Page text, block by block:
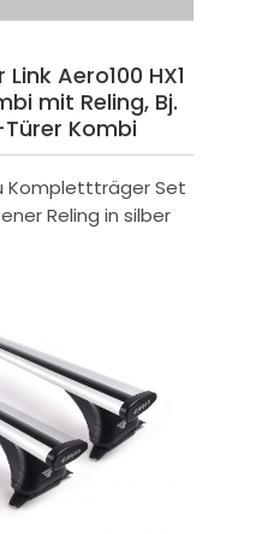
Aero100 HX1
mit Reling, Bj.
Kombi
Komplettträger Set
Reling in silber